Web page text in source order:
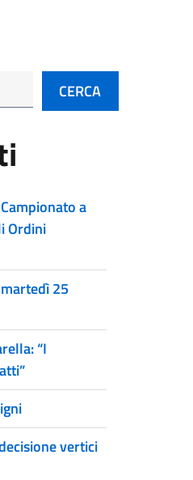
CERCA
a
Ordini
25
“I
vertici